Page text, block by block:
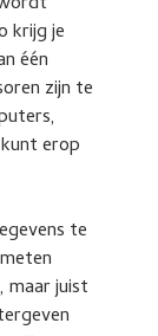
krijg je
één
zijn te
erop
te
maar juist